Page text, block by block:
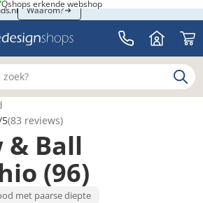
Waarom?
Qshops erkende webshop
erkende webshop
(83 reviews)
& Ball
(96)
met paarse diepte